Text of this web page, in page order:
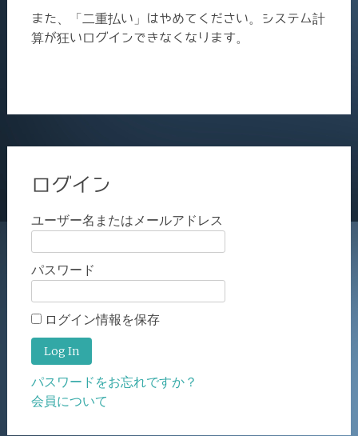
また、「二重払い」はやめてください。システム計
算が狂いログインできなくなります。
ログイン
ユーザー名またはメールアドレス
パスワード
ログイン情報を保存
パスワードをお忘れですか？
会員について